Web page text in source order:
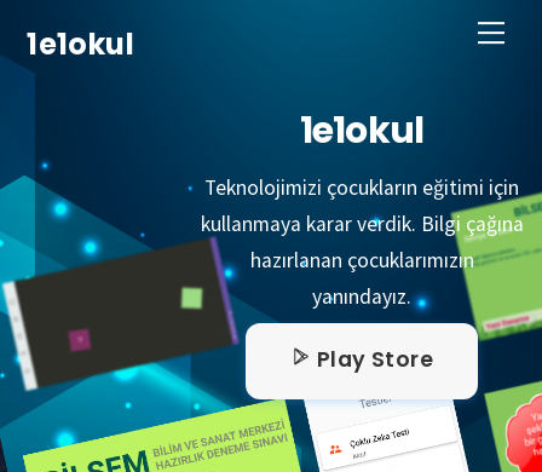
to
1e1okul
1e1okul
Teknolojimizi çocukların eğitimi için
kullanmaya karar verdik. Bilgi çağına
hazırlanan çocuklarımızın
yanındayız.
Play Store